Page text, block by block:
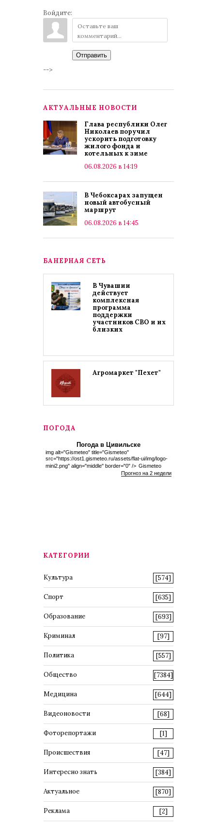
Войдите:
Отправить
-->
АКТУАЛЬНЫЕ НОВОСТИ
Глава республики Олег
Николаев поручил
ускорить подготовку
жилого фонда и
котельных к зиме
06.08.2026 в 14:19
В Чебоксарах запущен
новый автобусный
маршрут
06.08.2026 в 14:45
БАНЕРНАЯ СЕТЬ
В Чувашии
действует
комплексная
программа
поддержки
участников СВО и их
близких
Агромаркет "Пехет"
ПОГОДА
Погода в Цивильске
img alt="Gismeteo" title="Gismeteo"
src="https://ost1.gismeteo.ru/assets/flat-ui/img/logo-
mini2.png" align="middle" border="0" /> Gismeteo
Прогноз на 2 недели
КАТЕГОРИИ
Культура [574]
Спорт [635]
Образование [693]
Криминал [97]
Политика [557]
Общество [7384]
Медицина [644]
Видеоновости [68]
Фоторепортажи [1]
Происшествия [47]
Интересно знать [384]
Актуальное [870]
Реклама [2]